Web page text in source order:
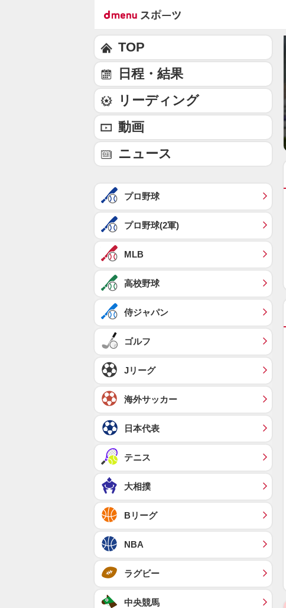
TOP
日程・結果
リーディング
動画
ニュース
プロ野球
プロ野球(2軍)
MLB
高校野球
侍ジャパン
ゴルフ
Jリーグ
海外サッカー
日本代表
テニス
大相撲
Bリーグ
NBA
ラグビー
中央競馬